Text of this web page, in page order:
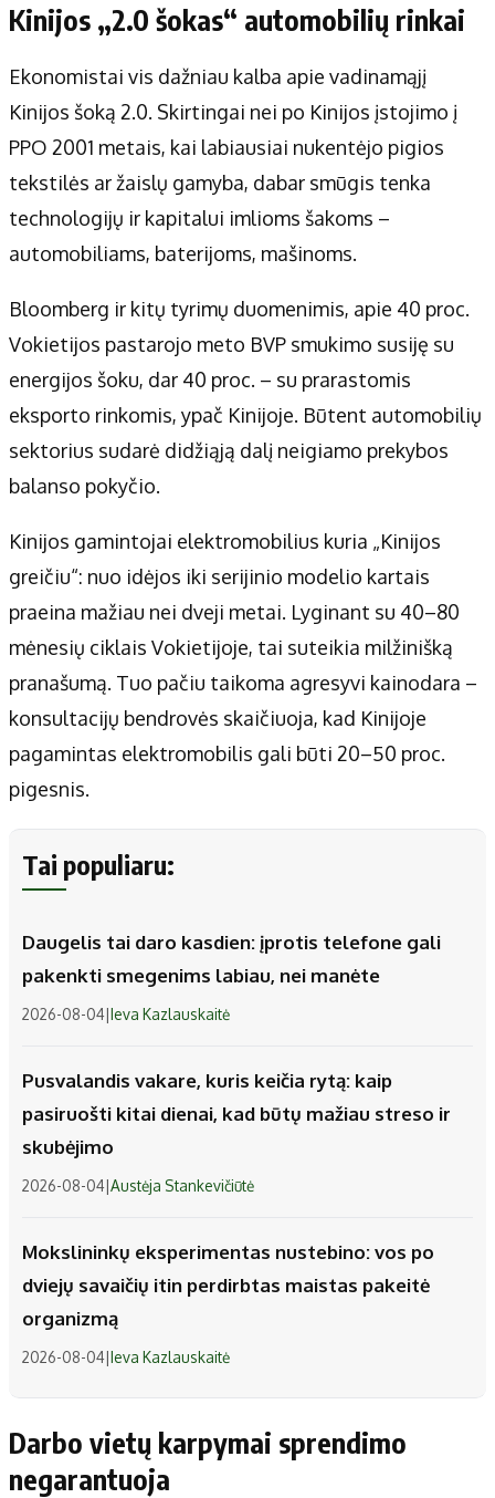
Kinijos „2.0 šokas“ automobilių rinkai
Ekonomistai vis dažniau kalba apie vadinamąjį
Kinijos šoką 2.0. Skirtingai nei po Kinijos įstojimo į
PPO 2001 metais, kai labiausiai nukentėjo pigios
tekstilės ar žaislų gamyba, dabar smūgis tenka
technologijų ir kapitalui imlioms šakoms –
automobiliams, baterijoms, mašinoms.
Bloomberg ir kitų tyrimų duomenimis, apie 40 proc.
Vokietijos pastarojo meto BVP smukimo susiję su
energijos šoku, dar 40 proc. – su prarastomis
eksporto rinkomis, ypač Kinijoje. Būtent automobilių
sektorius sudarė didžiąją dalį neigiamo prekybos
balanso pokyčio.
Kinijos gamintojai elektromobilius kuria „Kinijos
greičiu“: nuo idėjos iki serijinio modelio kartais
praeina mažiau nei dveji metai. Lyginant su 40–80
mėnesių ciklais Vokietijoje, tai suteikia milžinišką
pranašumą. Tuo pačiu taikoma agresyvi kainodara –
konsultacijų bendrovės skaičiuoja, kad Kinijoje
pagamintas elektromobilis gali būti 20–50 proc.
pigesnis.
Tai populiaru:
Daugelis tai daro kasdien: įprotis telefone gali
pakenkti smegenims labiau, nei manėte
2026-08-04|Ieva Kazlauskaitė
Pusvalandis vakare, kuris keičia rytą: kaip
pasiruošti kitai dienai, kad būtų mažiau streso ir
skubėjimo
2026-08-04|Austėja Stankevičiūtė
Mokslininkų eksperimentas nustebino: vos po
dviejų savaičių itin perdirbtas maistas pakeitė
organizmą
2026-08-04|Ieva Kazlauskaitė
Darbo vietų karpymai sprendimo
negarantuoja